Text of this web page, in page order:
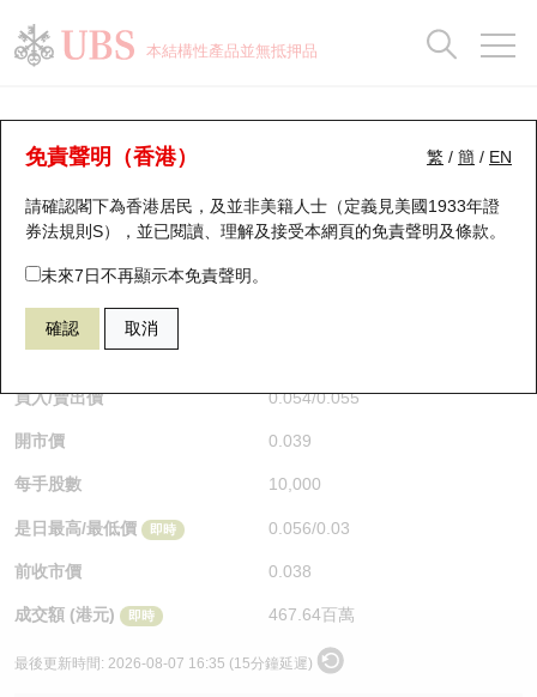
本結構性產品並無抵押品
繁 / 簡 / EN
免責聲明（香港）
請確認閣下為香港居民，及並非美籍人士（定義見美國1933年證
券法規則S），並已閱讀、理解及接受本網頁的免責聲明及條款。
未來7日不再顯示本免責聲明。
確認 取消
牛熊證分析儀
表現 街貨統計 比較
67438 瑞銀牛證 HSI 恒生指數
$0.055 0.017
買入/賣出價 0.054/0.055
開市價 0.039
每手股數 10,000
是日最高/最低價 即時 0.056/0.03
前收市價 0.038
成交額 (港元) 即時 467.64百萬
最後更新時間: 2026-08-07 16:35 (15分鐘延遲)
瑞銀認股證一覽
新發行瑞銀認股證
即將到期認股證
認股證到期結算價查詢
認股證分析儀
認股證速算機
認股證/牛熊證日誌
認股證文件及公告
街貨統計
比較
牛熊全景快搜
牛熊證搜尋
牛熊證街貨分佈圖
正股牛熊證列表
新發行瑞銀牛熊證
已收回牛熊證剩餘價值
牛熊證到期結算價查詢
牛熊證分析儀
街貨統計
比較
十大升幅/跌幅
十大認股證成交分佈
十天股證佔大市成交
資金流
街貨統計
三十大平均引伸波幅
正股分析儀
二十大活躍股份
恒指成份股
國指成份股
科指成份股
相關資產沽空
中資ETFs溢價比較
AH 股價對照
持股比重
顯示所有持股比重
每月輪證大市專題
輪證專欄
講座及教育短片
認股證投資者教育
牛熊證投資者教育
認股證牛熊證常問問題